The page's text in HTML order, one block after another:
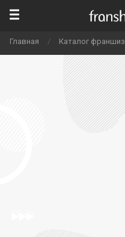
Главная / Каталог франшиз